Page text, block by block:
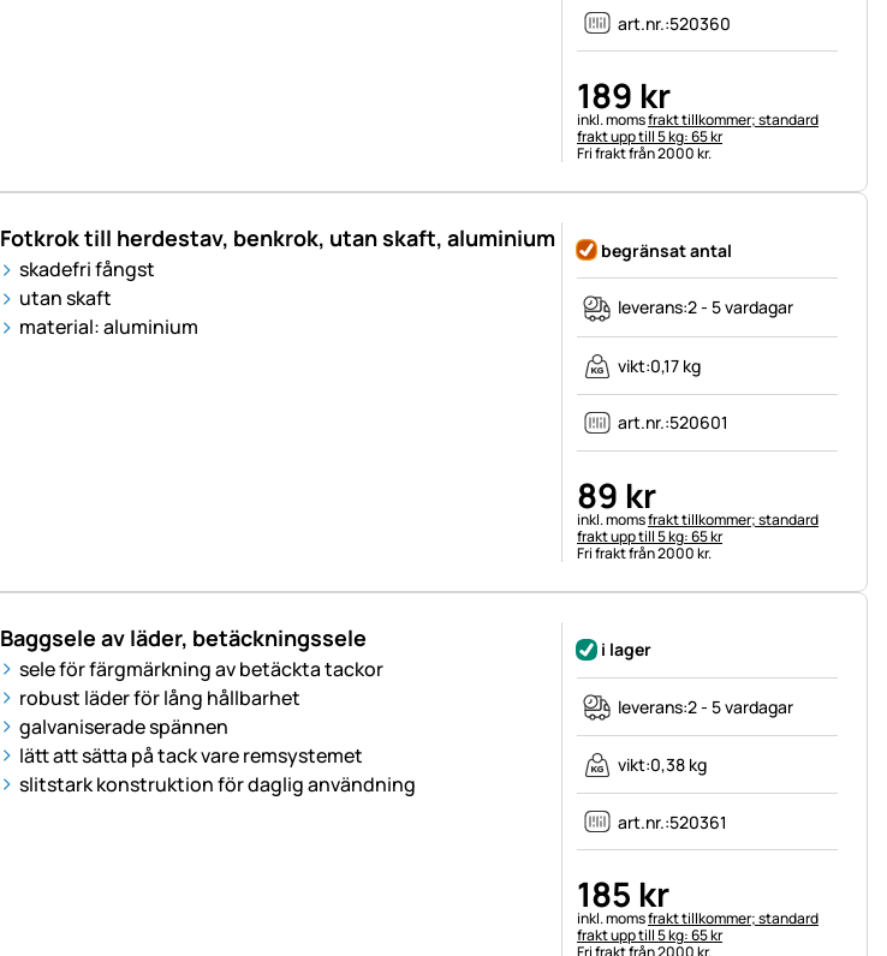
art.nr.:520360
189 kr
Skatteinformation:
inkl. momsfrakt tillkommer; standard
frakt upp till 5 kg: 65 kr
Fri frakt från 2000 kr.
Fotkrok till herdestav, benkrok, utan skaft, aluminium
skadefri fångst
utan skaft
material: aluminium
begränsat antal
leverans:2 - 5 vardagar
vikt:0,17 kg
art.nr.:520601
89 kr
Skatteinformation:
inkl. momsfrakt tillkommer; standard
frakt upp till 5 kg: 65 kr
Fri frakt från 2000 kr.
Baggsele av läder, betäckningssele
sele för färgmärkning av betäckta tackor
robust läder för lång hållbarhet
galvaniserade spännen
lätt att sätta på tack vare remsystemet
slitstark konstruktion för daglig användning
i lager
leverans:2 - 5 vardagar
vikt:0,38 kg
art.nr.:520361
185 kr
Skatteinformation:
inkl. momsfrakt tillkommer; standard
frakt upp till 5 kg: 65 kr